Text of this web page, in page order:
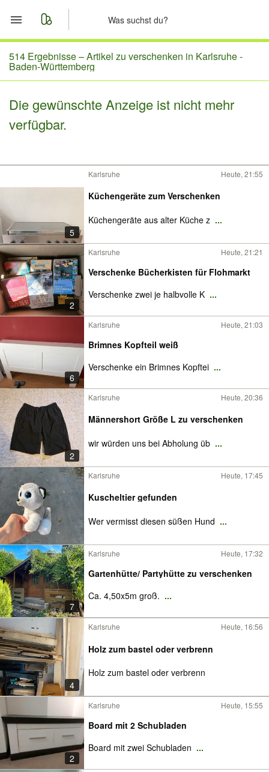
Start
Merkliste
Nachrichten
514 Ergebnisse –Artikel zu verschenken in Karlsruhe -
Baden-Württemberg
Die gewünschte Anzeige ist nicht mehr
verfügbar.
5
Karlsruhe Heute, 21:55
Küchengeräte zum Verschenken
Küchengeräte aus alter Küche z ...
2
Karlsruhe Heute, 21:21
Verschenke Bücherkisten für Flohmarkt
Verschenke zwei je halbvolle K ...
6
Karlsruhe Heute, 21:03
Brimnes Kopfteil weiß
Verschenke ein Brimnes Kopftei ...
2
Karlsruhe Heute, 20:36
Männershort Größe L zu verschenken
wir würden uns bei Abholung üb ...
Karlsruhe Heute, 17:45
Kuscheltier gefunden
Wer vermisst diesen süßen Hund ...
7
Karlsruhe Heute, 17:32
Gartenhütte/ Partyhütte zu verschenken
Ca. 4,50x5m groß. ...
4
Karlsruhe Heute, 16:56
Holz zum bastel oder verbrenn
Holz zum bastel oder verbrenn
2
Karlsruhe Heute, 15:55
Board mit 2 Schubladen
Board mit zwei Schubladen ...